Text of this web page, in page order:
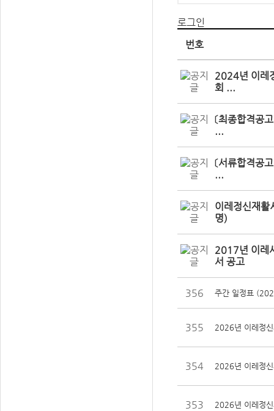
로그인
번호
2024년 이레
회 ...
〔최종합격공
...
〔서류합격공
...
이레정신재활
명)
2017년 이레
서 공고
356 주간 일정표
355 2026년 이레정
354 2026년 이레정
353 2026년 이레정